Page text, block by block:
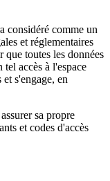
considéré comme un
et réglementaires
que toutes les données
accès à l'espace
s'engage, en
sa propre
et codes d'accès